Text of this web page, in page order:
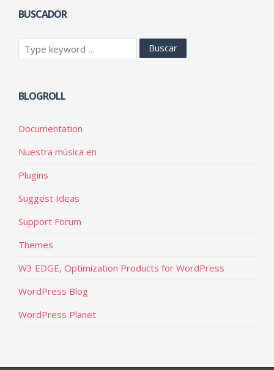
BUSCADOR
BLOGROLL
Documentation
Nuestra música en
Plugins
Suggest Ideas
Support Forum
Themes
W3 EDGE, Optimization Products for WordPress
WordPress Blog
WordPress Planet